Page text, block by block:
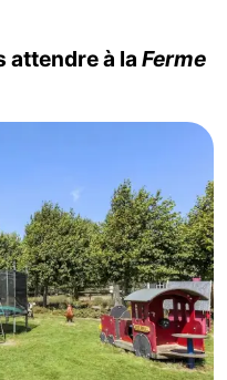
attendre à la Ferme